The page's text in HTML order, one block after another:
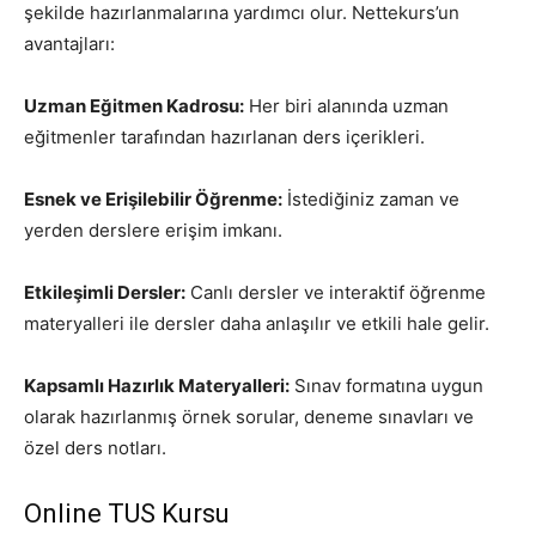
şekilde hazırlanmalarına yardımcı olur. Nettekurs’un
avantajları:
Uzman Eğitmen Kadrosu: Her biri alanında uzman
eğitmenler tarafından hazırlanan ders içerikleri.
Esnek ve Erişilebilir Öğrenme: İstediğiniz zaman ve
yerden derslere erişim imkanı.
Etkileşimli Dersler: Canlı dersler ve interaktif öğrenme
materyalleri ile dersler daha anlaşılır ve etkili hale gelir.
Kapsamlı Hazırlık Materyalleri: Sınav formatına uygun
olarak hazırlanmış örnek sorular, deneme sınavları ve
özel ders notları.
Online TUS Kursu